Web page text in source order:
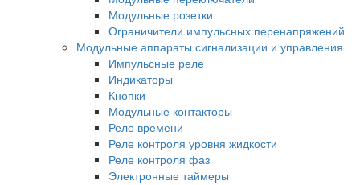
Модульные розетки
Ограничители импульсных перенапряжений
Модульные аппараты сигнализации и управления
Импульсные реле
Индикаторы
Кнопки
Модульные контакторы
Реле времени
Реле контроля уровня жидкости
Реле контроля фаз
Электронные таймеры